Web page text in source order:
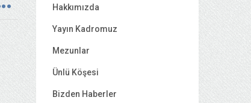
Hakkımızda
Yayın Kadromuz
Mezunlar
Ünlü Köşesi
Bizden Haberler